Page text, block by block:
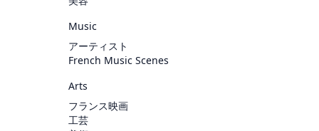
Music
アーティスト
French Music Scenes
Arts
フランス映画
工芸